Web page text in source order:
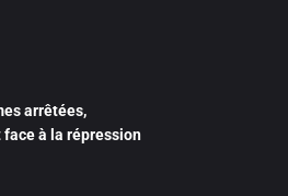
arrêtées,
face à la répression